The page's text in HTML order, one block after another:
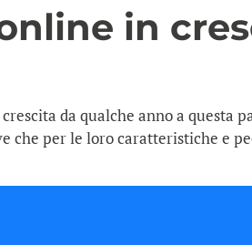
in
da qualche anno a
che per le loro caratteristiche e